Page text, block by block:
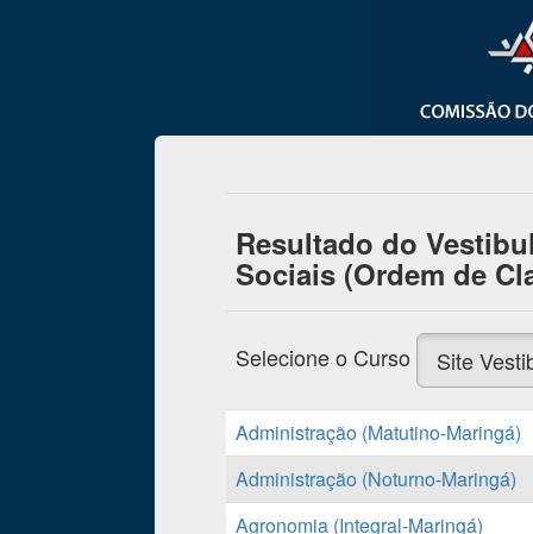
Resultado do
Sociais (Ordem de
Selecione o Curso Site
Administração (Matutino-Maringá)
Administração (Noturno-Maringá)
Agronomia (Integral-Maringá)